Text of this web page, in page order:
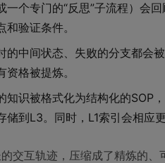
一个专门的“反思”子流程）会
验证条件。
的中间状态、失败的分支都会
格被提炼。
知识被格式化为结构化的SOP
储到L3。同时，L1索引会相应
交互轨迹，压缩成了精炼的、